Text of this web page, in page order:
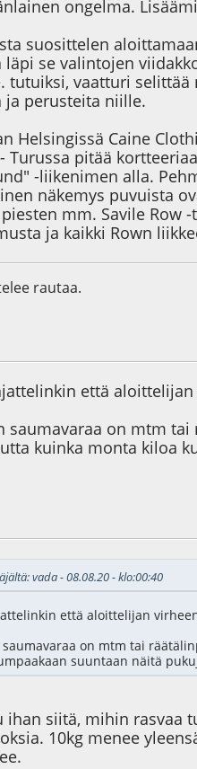
ongelma.
suosittelen
läpi se valintojen
tutuiksi, vaatturi
ja perusteita niille.
Helsingissä Caine
Turussa pitää
-liikenimen alla.
näkemys puvuista
mm. Savile Row
ja kaikki Rown
rautaa.
että
saumavaraa on mtm
kuinka monta kiloa
vada - 08.08.20 - klo:00:40
että aloittelijan
on mtm tai
suuntaan näitä
ihan siitä, mihin rasvaa
10kg menee